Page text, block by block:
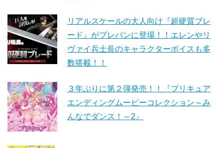
リアルスケールの大人向け『超硬質ブレ
ード』がプレバンに登場！！エレンやリ
ヴァイ兵士長のキャラクターボイスも多
数搭載！！
３年ぶりに第２弾発売！！『プリキュア
エンディングムービーコレクション～み
んなでダンス！～2』